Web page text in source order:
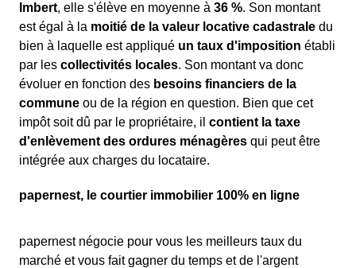
Imbert, elle s'élève en moyenne à 36 %. Son montant
est égal à la moitié de la valeur locative cadastrale du
bien à laquelle est appliqué un taux d'imposition établi
par les collectivités locales. Son montant va donc
évoluer en fonction des besoins financiers de la
commune ou de la région en question. Bien que cet
impôt soit dû par le propriétaire, il contient la taxe
d'enlèvement des ordures ménagères qui peut être
intégrée aux charges du locataire.
papernest, le courtier immobilier 100% en ligne
papernest négocie pour vous les meilleurs taux du
marché et vous fait gagner du temps et de l'argent